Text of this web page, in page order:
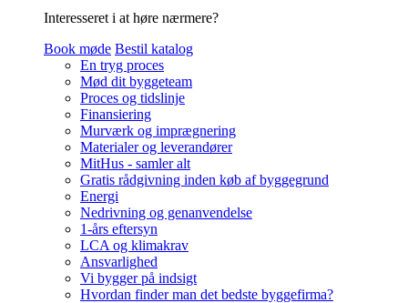
Interesseret i at høre nærmere?
Book møde Bestil katalog
En tryg proces
Mød dit byggeteam
Proces og tidslinje
Finansiering
Murværk og imprægnering
Materialer og leverandører
MitHus - samler alt
Gratis rådgivning inden køb af byggegrund
Energi
Nedrivning og genanvendelse
1-års eftersyn
LCA og klimakrav
Ansvarlighed
Vi bygger på indsigt
Hvordan finder man det bedste byggefirma?